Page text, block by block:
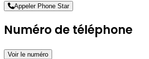
Appeler Phone Star
Numéro de téléphone
Voir le numéro